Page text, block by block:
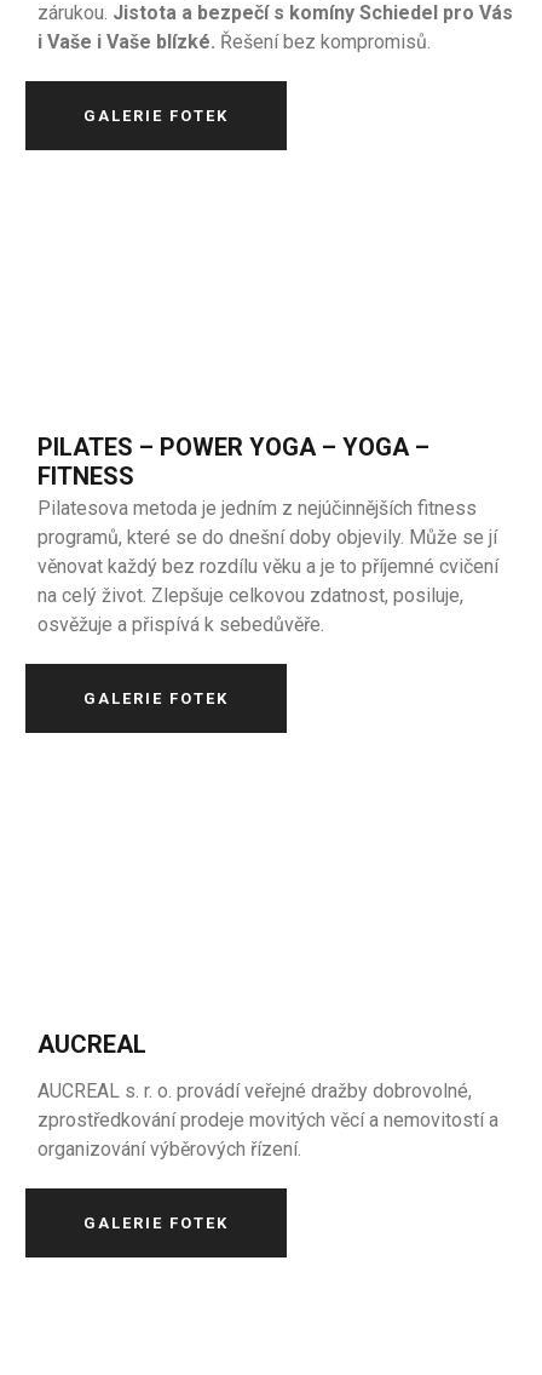
zárukou. Jistota a bezpečí s komíny Schiedel pro Vás
i Vaše i Vaše blízké. Řešení bez kompromisů.
GALERIE FOTEK
PILATES – POWER YOGA – YOGA –
FITNESS
Pilatesova metoda je jedním z nejúčinnějších fitness
programů, které se do dnešní doby objevily. Může se jí
věnovat každý bez rozdílu věku a je to příjemné cvičení
na celý život. Zlepšuje celkovou zdatnost, posiluje,
osvěžuje a přispívá k sebedůvěře.
GALERIE FOTEK
AUCREAL
AUCREAL s. r. o. provádí veřejné dražby dobrovolné,
zprostředkování prodeje movitých věcí a nemovitostí a
organizování výběrových řízení.
GALERIE FOTEK